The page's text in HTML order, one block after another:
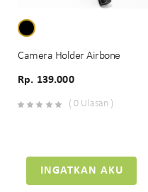
Camera Holder Airbone
Rp. 139.000
( 0 Ulasan )
INGATKAN AKU